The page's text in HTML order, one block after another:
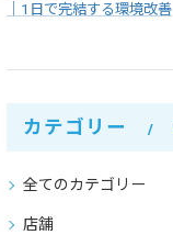
｜1日で完結する環境改善
カテゴリー
全てのカテゴリー
店舗